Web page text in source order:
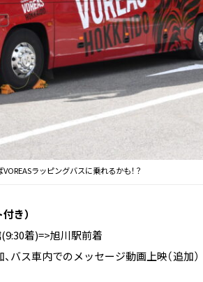
ラッピングバスに乗れるかも！？
き）
着)=>旭川駅前着
ス車内でのメッセージ動画上映（追加）